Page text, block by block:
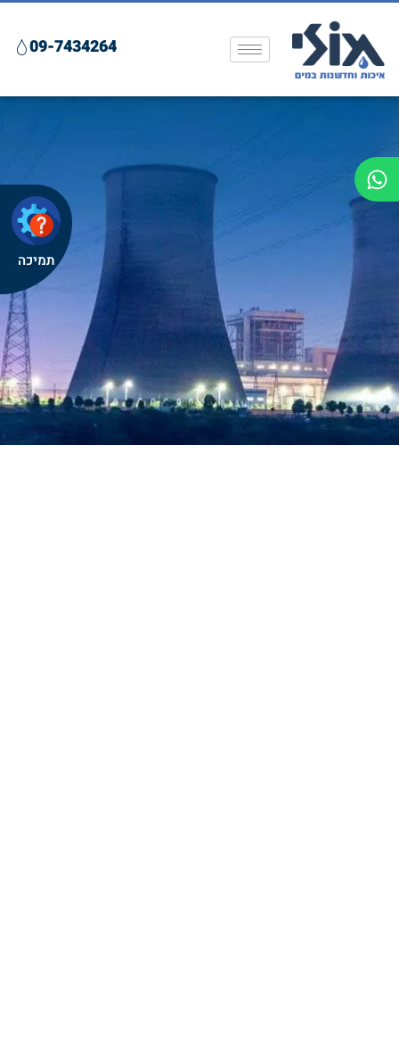
09-7434264
תמיכה